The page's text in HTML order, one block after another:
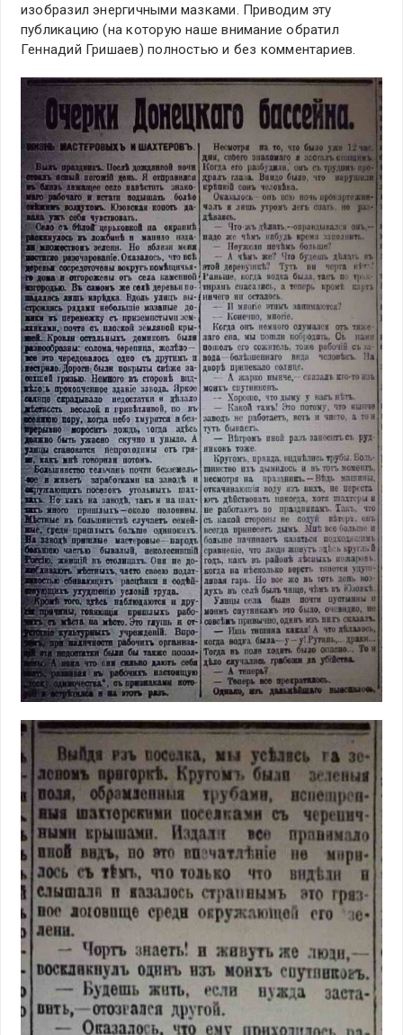
изобразил энергичными мазками. Приводим эту
публикацию (на которую наше внимание обратил
Геннадий Гришаев) полностью и без комментариев.